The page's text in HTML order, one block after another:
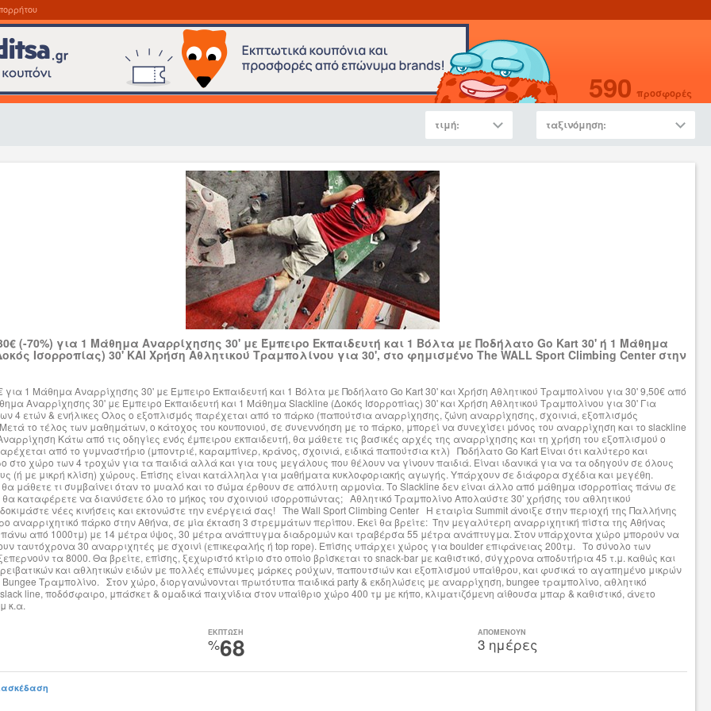
590 προσφορές
ταξινόμηση:
τιμή:
(-70%) για 1 Μάθημα Αναρρίχησης 30' με Έμπειρο Εκπαιδευτή και 1 Βόλτα με Ποδήλατο Go Kart 30' ή 1 Μάθημα
Ισορροπίας) 30' ΚΑΙ Χρήση Αθλητικού Τραμπολίνου για 30', στο φημισμένο The WALL Sport Climbing Center στην
για 1 Μάθημα Αναρρίχησης 30' με Έμπειρο Εκπαιδευτή και 1 Βόλτα με Ποδήλατο Go Kart 30' και Χρήση Αθλητικού Τραμπολίνου για 30' 9,50€ από
Αναρρίχησης 30' με Έμπειρο Εκπαιδευτή και 1 Μάθημα Slackline (Δοκός Ισορροπίας) 30' και Χρήση Αθλητικού Τραμπολίνου για 30' Για
4 ετών & ενήλικες Όλος ο εξοπλισμός παρέχεται από το πάρκο (παπούτσια αναρρίχησης, ζώνη αναρρίχησης, σχοινιά, εξοπλισμός
το τέλος των μαθημάτων, ο κάτοχος του κουπονιού, σε συνεννόηση με το πάρκο, μπορεί να συνεχίσει μόνος του αναρρίχηση και το slackline
Κάτω από τις οδηγίες ενός έμπειρου εκπαιδευτή, θα μάθετε τις βασικές αρχές της αναρρίχησης και τη χρήση του εξοπλισμού ο
από το γυμναστήριο (μποντριέ, καραμπίνερ, κράνος, σχοινιά, ειδικά παπούτσια κτλ) Ποδήλατο Go Kart Είναι ότι καλύτερο και
στο χώρο των 4 τροχών για τα παιδιά αλλά και για τους μεγάλους που θέλουν να γίνουν παιδιά. Είναι ιδανικά για να τα οδηγούν σε όλους
(ή με μικρή κλίση) χώρους. Επίσης είναι κατάλληλα για μαθήματα κυκλοφοριακής αγωγής. Υπάρχουν σε διάφορα σχέδια και μεγέθη.
μάθετε τι συμβαίνει όταν το μυαλό και το σώμα έρθουν σε απόλυτη αρμονία. Το Slackline δεν είναι άλλο από μάθημα ισορροπίας πάνω σε
θα καταφέρετε να διανύσετε όλο το μήκος του σχοινιού ισορροπώντας; Αθλητικό Τραμπολίνο Απολαύστε 30' χρήσης του αθλητικού
νέες κινήσεις και εκτονώστε την ενέργειά σας! The Wall Sport Climbing Center H εταιρία Summit άνοιξε στην περιοχή της Παλλήνης
αναρριχητικό πάρκο στην Αθήνα, σε μία έκταση 3 στρεμμάτων περίπου. Εκεί θα βρείτε: Την μεγαλύτερη αναρριχητική πίστα της Αθήνας
πάνω από 1000τμ) με 14 μέτρα ύψος, 30 μέτρα ανάπτυγμα διαδρομών και τραβέρσα 55 μέτρα ανάπτυγμα. Στον υπάρχοντα χώρο μπορούν να
ταυτόχρονα 30 αναρριχητές με σχοινί (επικεφαλής ή top rope). Επίσης υπάρχει χώρος για boulder επιφάνειας 200τμ. Το σύνολο των
τα 8000. Θα βρείτε, επίσης, ξεχωριστό κτίριο στο οποίο βρίσκεται το snack-bar με καθιστικό, σύγχρονα αποδυτήρια 45 τ.μ. καθώς και
και αθλητικών ειδών με πολλές επώνυμες μάρκες ρούχων, παπουτσιών και εξοπλισμού υπαίθρου, και φυσικά το αγαπημένο μικρών
Τραμπολίνο. Στον χώρο, διοργανώνονται πρωτότυπα παιδικά party & εκδηλώσεις με αναρρίχηση, bungee τραμπολίνο, αθλητικό
line, ποδόσφαιρο, μπάσκετ & ομαδικά παιχνίδια στον υπαίθριο χώρο 400 τμ με κήπο, κλιματιζόμενη αίθουσα μπαρ & καθιστικό, άνετο
κ.α.
ΕΚΠΤΩΣΗ
%68 ΑΠΟΜΕΝΟΥΝ
3 ημέρες